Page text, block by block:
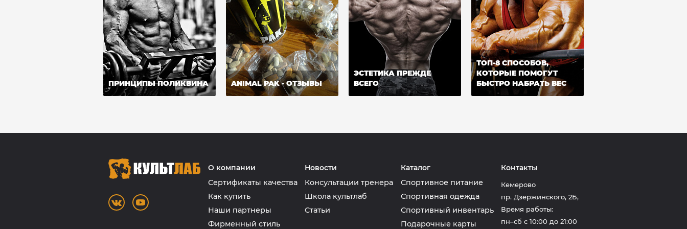
ПРИНЦИПЫ ПОЛИКВИНА ANIMAL PAK - ОТЗЫВЫ
ЭСТЕТИКА ПРЕЖДЕ
ВСЕГО
ТОП-8 СПОСОБОВ,
КОТОРЫЕ ПОМОГУТ
БЫСТРО НАБРАТЬ ВЕС
О компании
Сертификаты качества
Как купить
Наши партнеры
Фирменный стиль
Новости
Консультации тренера
Школа культлаб
Статьи
Каталог
Спортивное питание
Спортивная одежда
Спортивный инвентарь
Подарочные карты
Контакты
Кемерово
пр. Дзержинского, 2Б,
Время работы:
пн–сб с 10:00 до 21:00